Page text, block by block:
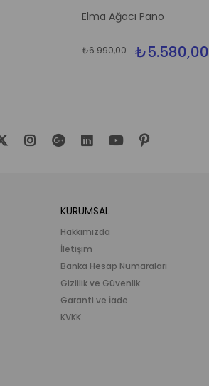
Elma Ağacı Pano
₺5.580,00
₺6.990,00
KURUMSAL
Hakkımızda
İletişim
Banka Hesap Numaraları
Gizlilik ve Güvenlik
Garanti ve İade
KVKK